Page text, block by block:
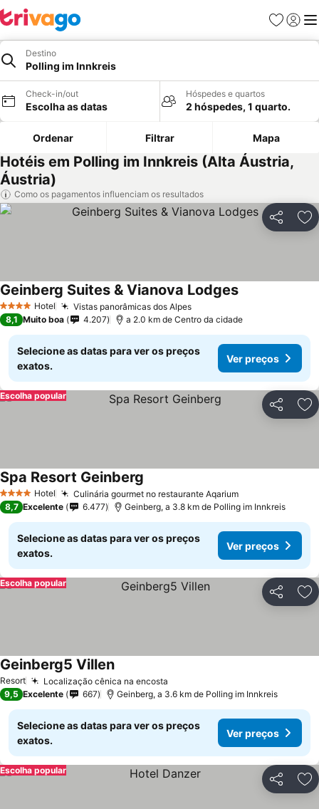
Favoritos
Iniciar
Destino
Polling im Innkreis
Check-in/out
Escolha as datas
Hóspedes e quartos
2 hóspedes, 1 quarto.
Ordenar Filtrar Mapa
Hotéis em Polling im Innkreis (Alta Áustria,
Áustria)
Como os pagamentos influenciam os resultados
Partilhar
4 EstrelasHotel Vistas panorâmicas dos Alpes
Geinberg Suites & Vianova Lodges
8,1 Muito boa 4.207 a 2.0 km de Centro da cidade
Selecione as datas para ver os preços
exatos.
Ver preços
Partilhar
Escolha popular
4 EstrelasHotel Culinária gourmet no restaurante Aqarium
Spa Resort Geinberg
8,7 Excelente 6.477 Geinberg, a 3.8 km de Polling im Innkreis
Selecione as datas para ver os preços
exatos.
Ver preços
Partilhar
Escolha popular
Resort Localização cênica na encosta
Geinberg5 Villen
9,5 Excelente 667 Geinberg, a 3.6 km de Polling im Innkreis
Selecione as datas para ver os preços
exatos.
Ver preços
Partilhar
Escolha popular